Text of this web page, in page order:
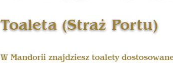
Toaleta (Straż Portu)
W Mandorii znajdziesz toalety